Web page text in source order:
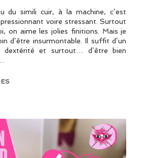
du simili cuir, à la machine, c’est
voire stressant. Surtout
on aime les jolies finitions. Mais je
d’être insurmontable. Il suffit d’un
dextérité et surtout… d’être bien